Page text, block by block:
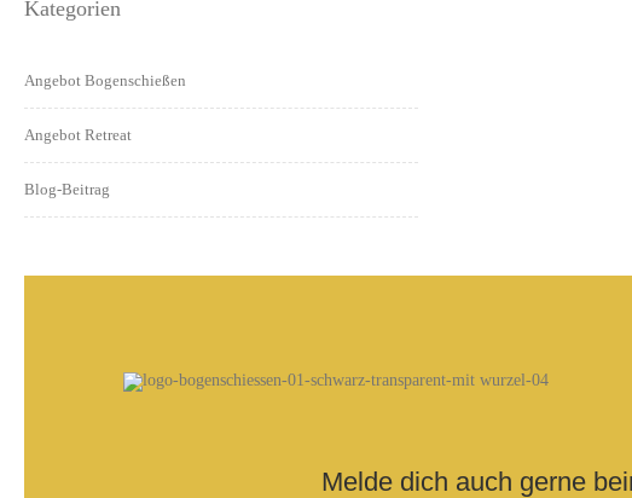
Kategorien
Angebot Bogenschießen
Angebot Retreat
Blog-Beitrag
Melde dich auch gerne